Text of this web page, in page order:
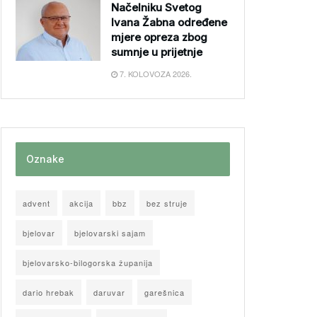
Načelniku Svetog
Ivana Žabna određene
mjere opreza zbog
sumnje u prijetnje
7. KOLOVOZA 2026.
Oznake
advent akcija bbz bez struje
bjelovar bjelovarski sajam
bjelovarsko-bilogorska županija
dario hrebak daruvar garešnica